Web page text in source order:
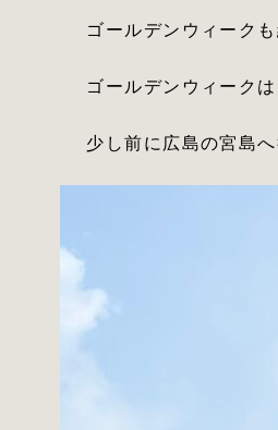
ゴールデンウィーク
ゴールデンウィーク
少し前に広島の宮島